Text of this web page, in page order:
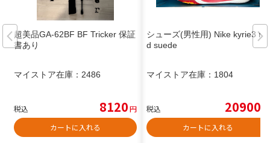
超美品GA-62BF BF Tricker 保証
書あり
マイストア在庫： 2486
税込 8120円
カートに入れる
シューズ(男性用) Nike kyrie3 re
d suede
マイストア在庫： 1804
税込 20900
カートに入れる